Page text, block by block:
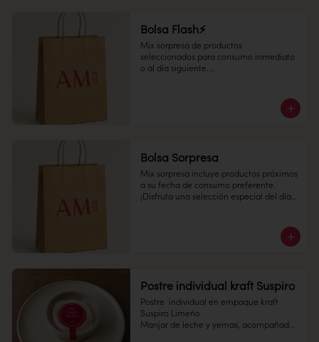
Bolsa Flash⚡
Mix sorpresa de productos
seleccionados para consumo inmediato
o al día siguiente.
Bolsa Sorpresa
Mix sorpresa incluye productos próximos
a su fecha de consumo preferente.
¡Disfruta una selección especial del día a
Postre individual kraft Suspiro
Postre  individual en empaque kraft
Suspiro Limeño
Manjar de leche y yemas, acompañado